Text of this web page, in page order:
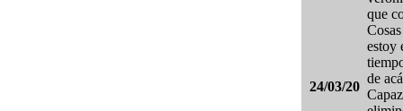
24/03/20
que
estoy
de